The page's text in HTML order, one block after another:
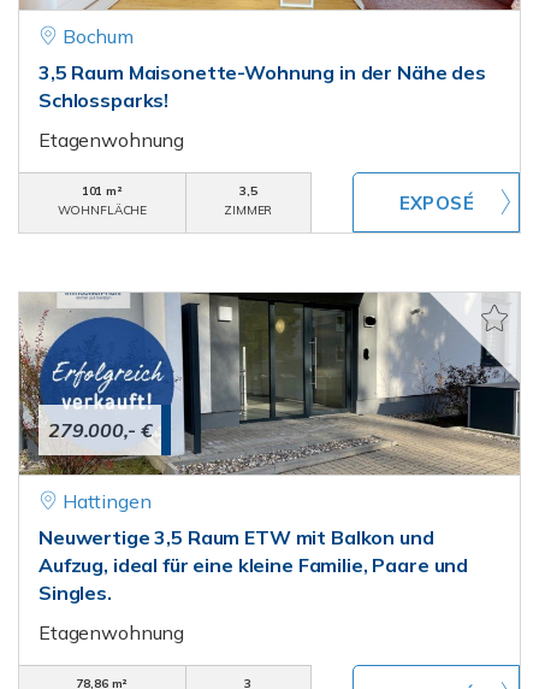
Bochum
3,5 Raum Maisonette-Wohnung in der Nähe des
Schlossparks!
Etagenwohnung
101 m²
WOHNFLÄCHE
3,5
ZIMMER
279.000,- €
Hattingen
Neuwertige 3,5 Raum ETW mit Balkon und
Aufzug, ideal für eine kleine Familie, Paare und
Singles.
Etagenwohnung
78,86 m²
3